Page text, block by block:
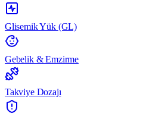
Glisemik Yük (GL)
Gebelik & Emzirme
Takviye Dozajı